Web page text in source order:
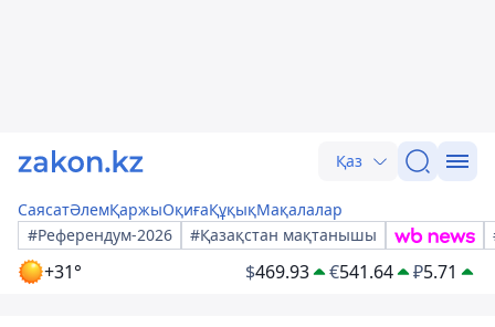
Қаз
СаясатӘлемҚаржыОқиғаҚұқықМақалалар
#Референдум-2026
#Қазақстан мақтанышы
+31° $469.93 €541.64 ₽5.71